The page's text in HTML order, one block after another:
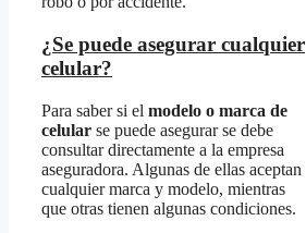
¿Se puede asegurar cualquier
celular?
Para saber si el modelo o marca de
celular se puede asegurar se debe
consultar directamente a la empresa
aseguradora. Algunas de ellas aceptan
cualquier marca y modelo, mientras
que otras tienen algunas condiciones.